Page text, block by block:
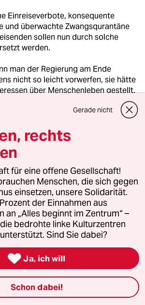
Einreiseverbote, konsequente
und überwachte Zwangsqurantäne
sollen nun durch solche
werden.
man der Regierung am Ende
nicht so leicht vorwerfen, sie hätte
über Menschenleben gestellt.
das natürlich genau so ist.
Demokratie
als Triebabfuhr
für Politische Bildung
den Antikommunistischen
Zivildienst
Schritt der
Gerade nicht
rechts
für eine offene Gesellschaft!
Menschen, die sich gegen
einsetzen, unsere Solidarität.
der Einnahmen aus
an „Alles beginnt im Zentrum“ –
bedrohte linke Kulturzentren
Sind Sie dabei?
 Ja, ich will
Schon dabei!